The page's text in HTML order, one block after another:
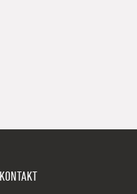
KONTAKT